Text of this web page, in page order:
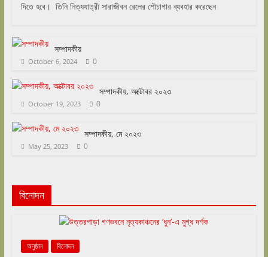
দিতে হবে। তিনি নিত্যযাত্রী সারাজীবন রেলের শৌচাগার ব্যবহার করেছেন
সম্পাদকীয়
October 6, 2024 0
সম্পাদকীয়, অক্টোবর ২০২৩
October 19, 2023 0
সম্পাদকীয়, মে ২০২৩
May 25, 2023 0
বিনোদন
অনুষ্ঠান বিনোদন